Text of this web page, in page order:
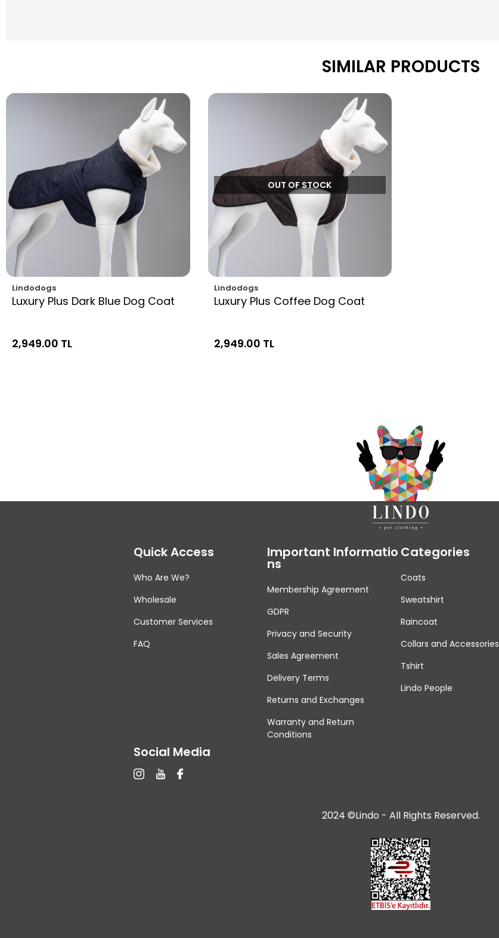
SIMILAR PRODUCTS
Lindodogs
Luxury Plus Dark Blue Dog Coat
2,949.00 TL
OUT OF STOCK
Lindodogs
Luxury Plus Coffee Dog Coat
2,949.00 TL
Quick Access
Who Are We?
Wholesale
Customer Services
FAQ
Important Informatio
Ns
Membership Agreement
GDPR
Privacy and Security
Sales Agreement
Delivery Terms
Returns and Exchanges
Warranty and Return
Conditions
Categories
Coats
Sweatshirt
Raincoat
Collars and Accessories
Tshirt
Lindo People
Social Media
2024 ©Lindo - All Rights Reserved.